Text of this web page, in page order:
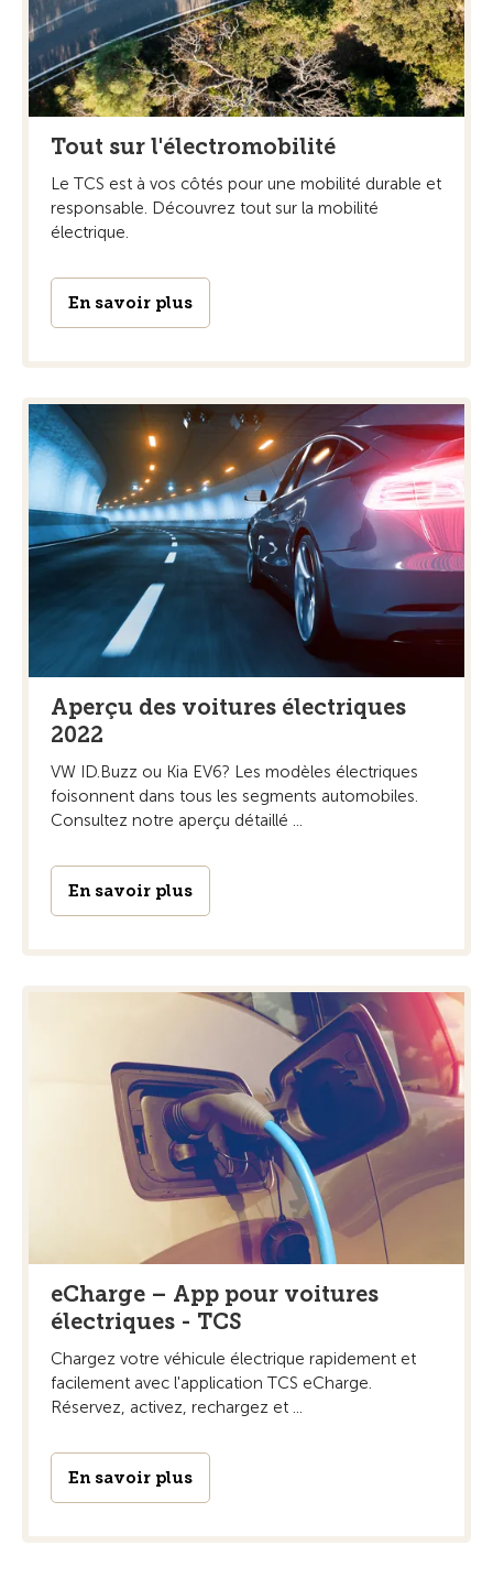
Tout sur l'électromobilité
Le TCS est à vos côtés pour une mobilité durable et
responsable. Découvrez tout sur la mobilité
électrique.
En savoir plus
Aperçu des voitures électriques
2022
VW ID.Buzz ou Kia EV6? Les modèles électriques
foisonnent dans tous les segments automobiles.
Consultez notre aperçu détaillé ...
En savoir plus
eCharge – App pour voitures
électriques - TCS
Chargez votre véhicule électrique rapidement et
facilement avec l'application TCS eCharge.
Réservez, activez, rechargez et ...
En savoir plus